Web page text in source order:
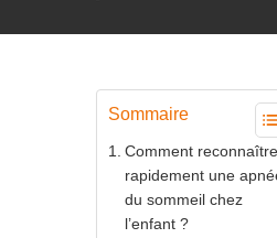
Sommaire
Comment reconnaître
rapidement une
du sommeil chez
l’enfant ?